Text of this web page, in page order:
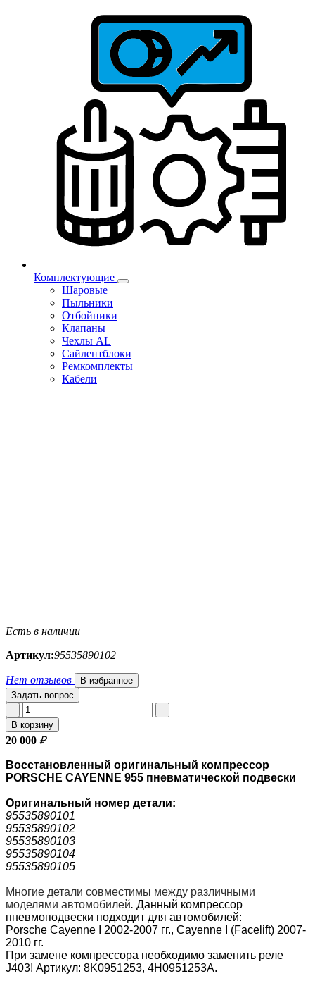
Комплектующие
Шаровые
Пыльники
Отбойники
Клапаны
Чехлы AL
Сайлентблоки
Ремкомплекты
Кабели
Есть в наличии
Артикул:95535890102
Нет отзывов
В избранное
Задать вопрос
В корзину
20 000 ₽
Восстановленный оригинальный компрессор
PORSCHE CAYENNE 955 пневматической подвески
Оригинальный номер детали:
95535890101
95535890102
95535890103
95535890104
95535890105
Многие детали совместимы между различными
моделями автомобилей. Данный компрессор
пневмоподвески подходит для автомобилей:
Porsche Cayenne I 2002-2007 гг., Cayenne I (Facelift) 2007-
2010 гг.
При замене компрессора необходимо заменить реле
J403! Артикул: 8K0951253, 4H0951253A.